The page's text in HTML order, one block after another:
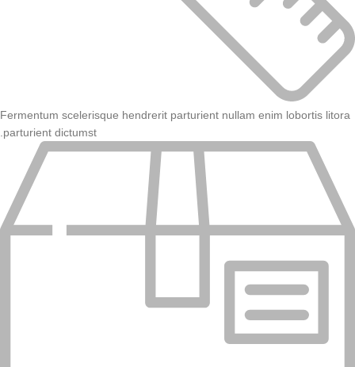
Fermentum scelerisque hendrerit parturient nullam enim lobortis litora
parturient dictumst.